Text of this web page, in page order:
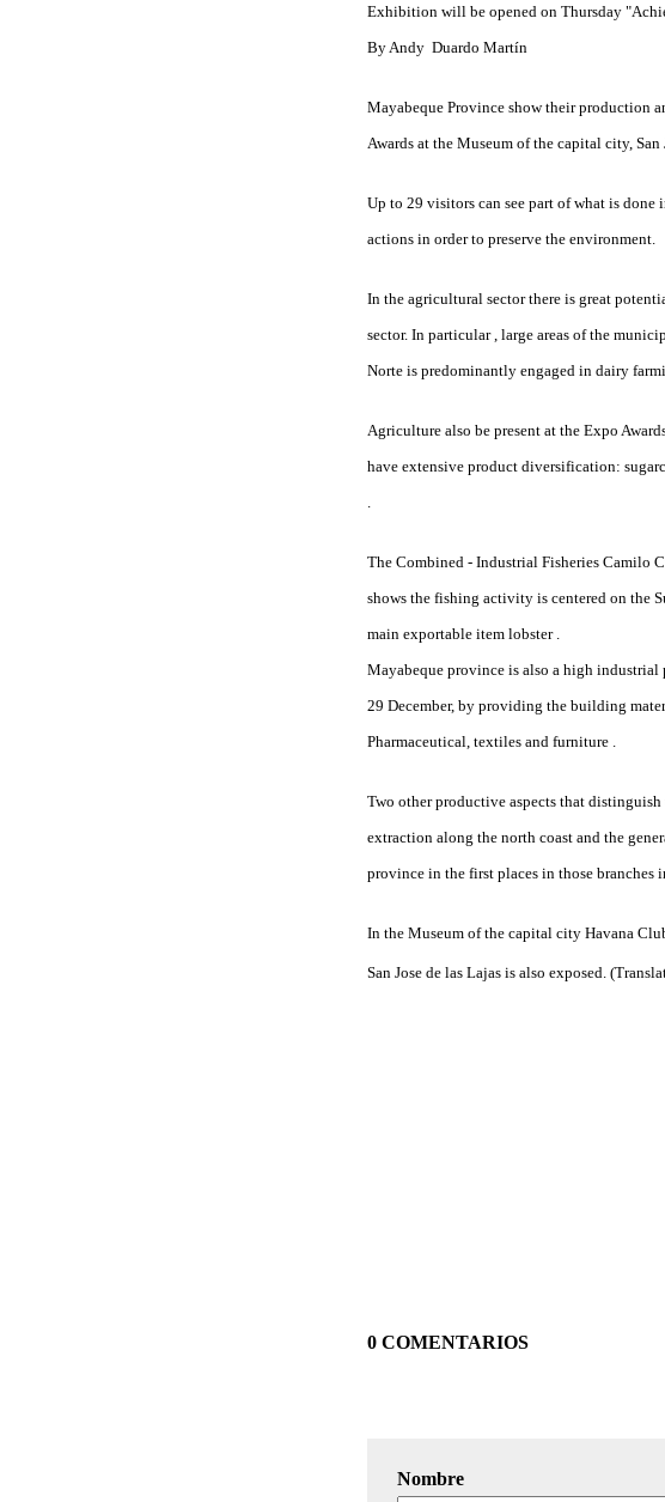
Exhibition will be opened on Thursday
By Andy Duardo Martín
Mayabeque Province show their production
Awards at the Museum of the capital city, San
Up to 29 visitors can see part of what is
actions in order to preserve the environment.
In the agricultural sector there is great
sector. In particular , large areas of the
Norte is predominantly engaged in dairy
Agriculture also be present at the Expo
have extensive product diversification:
The Combined - Industrial Fisheries Camilo
shows the fishing activity is centered on the
main exportable item lobster .
Mayabeque province is also a high
29 December, by providing the building
Pharmaceutical, textiles and furniture .
Two other productive aspects that
extraction along the north coast and the
province in the first places in those branches
In the Museum of the capital city Havana
San Jose de las Lajas is also exposed.
0 COMENTARIOS
Nombre